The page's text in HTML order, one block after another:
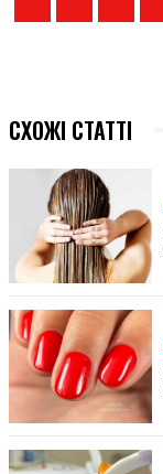
СХОЖІ СТАТТІ